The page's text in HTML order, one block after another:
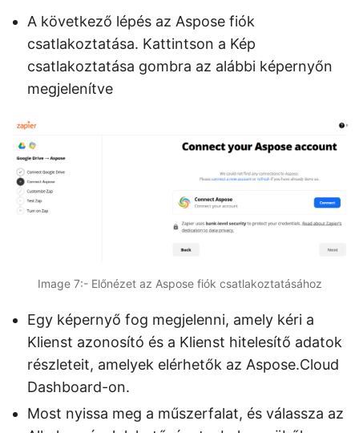
A következő lépés az Aspose fiók
csatlakoztatása. Kattintson a Kép
csatlakoztatása gombra az alábbi képernyőn
megjelenítve
Image 7:- Előnézet az Aspose fiók csatlakoztatásához
Egy képernyő fog megjelenni, amely kéri a
Klienst azonosító és a Klienst hitelesítő adatok
részleteit, amelyek elérhetők az Aspose.Cloud
Dashboard-on.
Most nyissa meg a műszerfalat, és válassza az